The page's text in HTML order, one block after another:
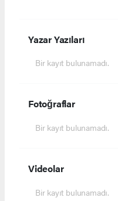
Yazar Yazıları
Bir kayıt bulunamadı.
Fotoğraflar
Bir kayıt bulunamadı.
Videolar
Bir kayıt bulunamadı.